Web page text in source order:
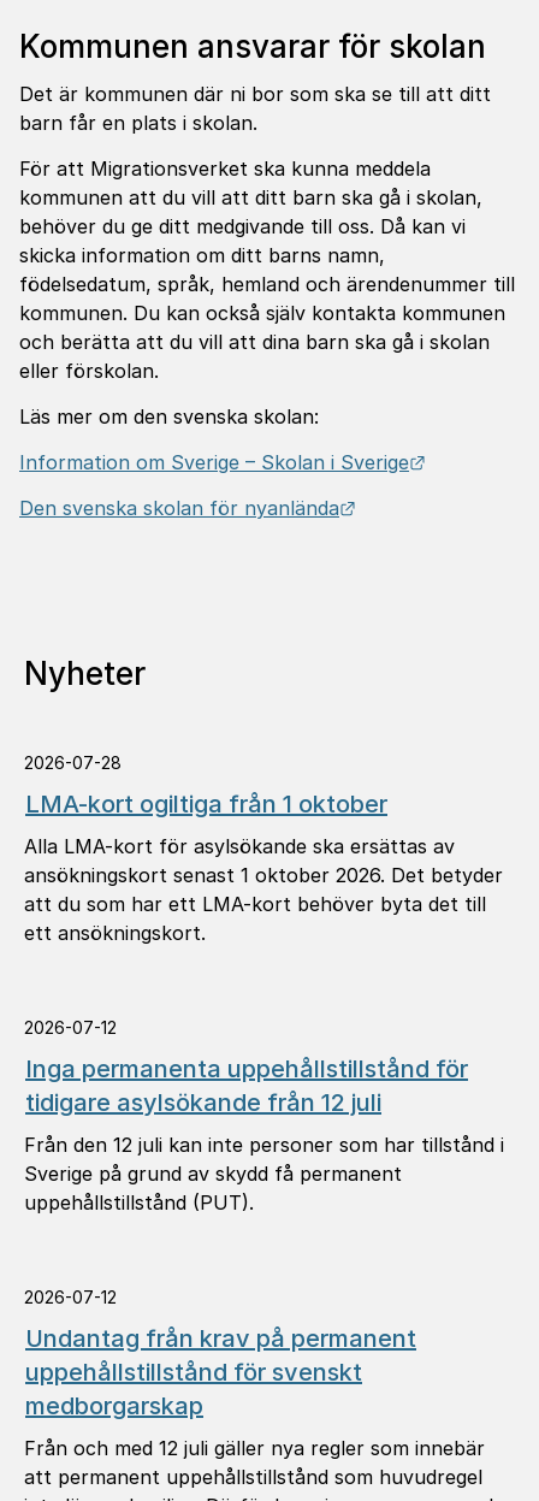
Kommunen ansvarar för skolan
Det är kommunen där ni bor som ska se till att ditt
barn får en plats i skolan.
För att Migrationsverket ska kunna meddela
kommunen att du vill att ditt barn ska gå i skolan,
behöver du ge ditt medgivande till oss. Då kan vi
skicka information om ditt barns namn,
födelsedatum, språk, hemland och ärendenummer till
kommunen. Du kan också själv kontakta kommunen
och berätta att du vill att dina barn ska gå i skolan
eller förskolan.
Läs mer om den svenska skolan:
Information om Sverige – Skolan i Sverige
Den svenska skolan för nyanlända
Nyheter
2026-07-28
LMA-kort ogiltiga från 1 oktober
Alla LMA-kort för asylsökande ska ersättas av
ansökningskort senast 1 oktober 2026. Det betyder
att du som har ett LMA-kort behöver byta det till
ett ansökningskort.
2026-07-12
Inga permanenta uppehållstillstånd för
tidigare asylsökande från 12 juli
Från den 12 juli kan inte personer som har tillstånd i
Sverige på grund av skydd få permanent
uppehållstillstånd (PUT).
2026-07-12
Undantag från krav på permanent
uppehållstillstånd för svenskt
medborgarskap
Från och med 12 juli gäller nya regler som innebär
att permanent uppehållstillstånd som huvudregel